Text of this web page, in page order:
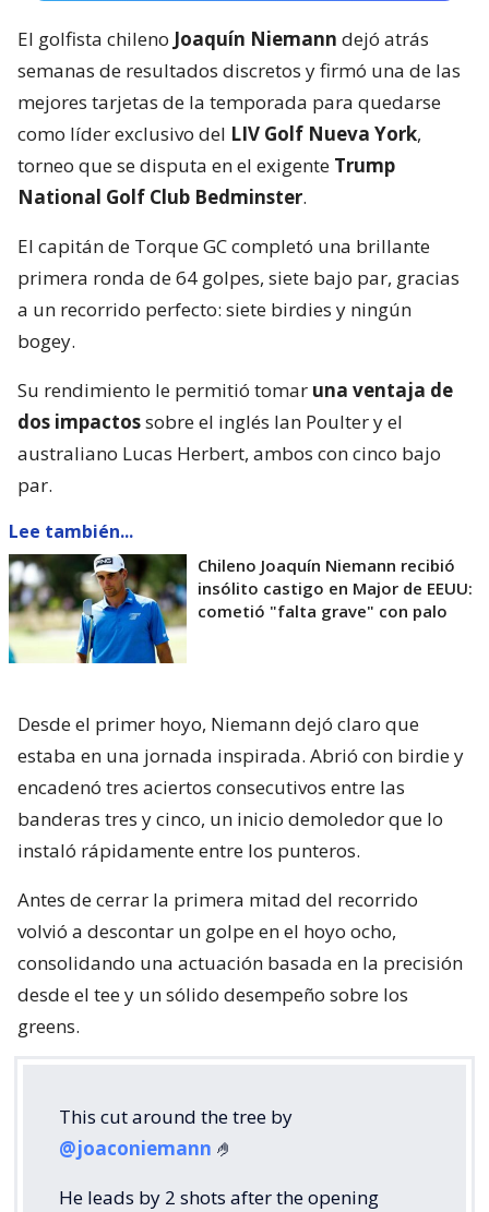
El golfista chileno Joaquín Niemann dejó atrás
semanas de resultados discretos y firmó una de las
mejores tarjetas de la temporada para quedarse
como líder exclusivo del LIV Golf Nueva York,
torneo que se disputa en el exigente Trump
National Golf Club Bedminster.
El capitán de Torque GC completó una brillante
primera ronda de 64 golpes, siete bajo par, gracias
a un recorrido perfecto: siete birdies y ningún
bogey.
Su rendimiento le permitió tomar una ventaja de
dos impactossobre el inglés Ian Poulter y el
australiano Lucas Herbert, ambos con cinco bajo
par.
Lee también...
Chileno Joaquín Niemann recibió
insólito castigo en Major de EEUU:
cometió "falta grave" con palo
Desde el primer hoyo, Niemann dejó claro que
estaba en una jornada inspirada. Abrió con birdie y
encadenó tres aciertos consecutivos entre las
banderas tres y cinco, un inicio demoledor que lo
instaló rápidamente entre los punteros.
Antes de cerrar la primera mitad del recorrido
volvió a descontar un golpe en el hoyo ocho,
consolidando una actuación basada en la precisión
desde el tee y un sólido desempeño sobre los
greens.
This cut around the tree by
@joaconiemann 🤌
He leads by 2 shots after the opening